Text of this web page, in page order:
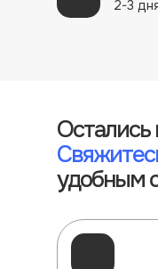
2-3
Остались
удобным